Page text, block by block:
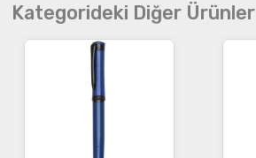
Kategorideki Diğer Ürünler